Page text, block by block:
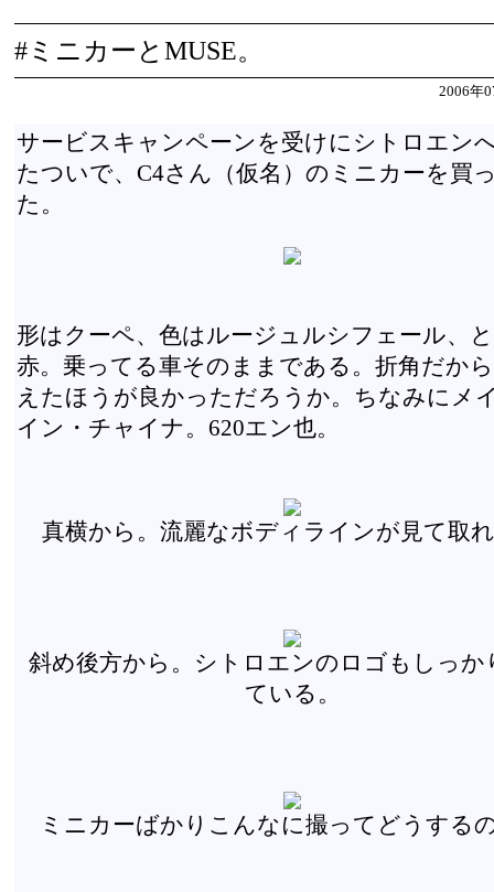
#ミニカーとMUSE。
2006年
サービスキャンペーンを受けにシトロエン
たついで、C4さん（仮名）のミニカーを買
た。
形はクーペ、色はルージュルシフェール、
赤。乗ってる車そのままである。折角だか
えたほうが良かっただろうか。ちなみにメ
イン・チャイナ。620エン也。
真横から。流麗なボディラインが見て取
斜め後方から。シトロエンのロゴもしっか
ている。
ミニカーばかりこんなに撮ってどうする